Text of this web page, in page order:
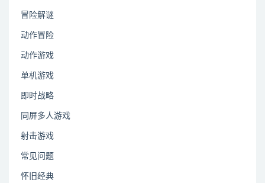
冒险解谜
动作冒险
动作游戏
单机游戏
即时战略
同屏多人游戏
射击游戏
常见问题
怀旧经典